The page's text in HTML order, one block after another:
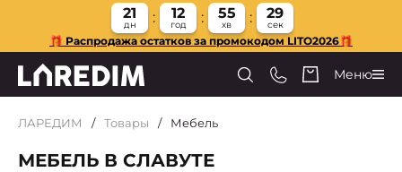
21
дн
12
год
55
хв
28
сек
🎁 Распродажа остатков за промокодом LITO2026🎁
Меню
ЛАРЕДИМ Товары Мебель
МЕБЕЛЬ В СЛАВУТЕ